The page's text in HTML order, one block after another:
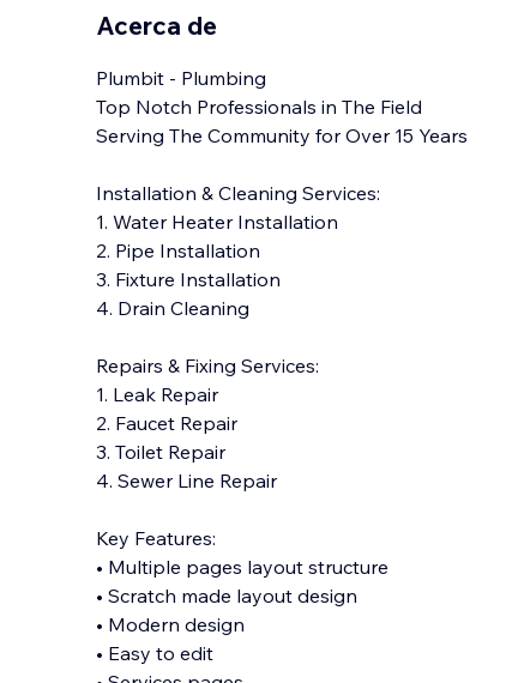
Acerca de
Plumbit - Plumbing
Top Notch Professionals in The Field
Serving The Community for Over 15 Years
Installation & Cleaning Services:
1. Water Heater Installation
2. Pipe Installation
3. Fixture Installation
4. Drain Cleaning
Repairs & Fixing Services:
1. Leak Repair
2. Faucet Repair
3. Toilet Repair
4. Sewer Line Repair
Key Features:
• Multiple pages layout structure
• Scratch made layout design
• Modern design
• Easy to edit